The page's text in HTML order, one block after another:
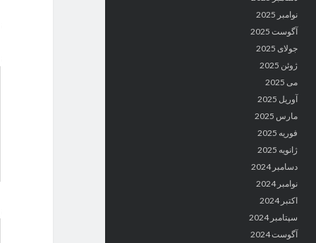
نوامبر 2025
آگوست 2025
جولای 2025
ژوئن 2025
می 2025
آوریل 2025
مارس 2025
فوریه 2025
ژانویه 2025
دسامبر 2024
نوامبر 2024
اکتبر 2024
سپتامبر 2024
آگوست 2024